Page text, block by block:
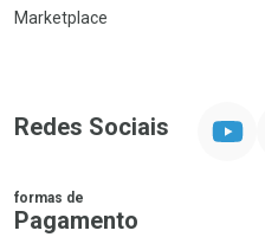
Marketplace
Redes Sociais
formas de
Pagamento